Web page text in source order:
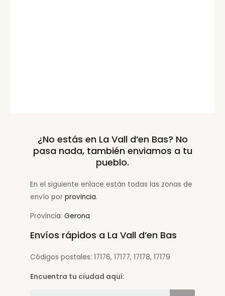
¿No estás en La Vall d’en Bas? No
pasa nada, también enviamos a tu
pueblo.
En el siguiente enlace están todas las zonas de
envío por provincia.
Provincia: Gerona
Envíos rápidos a La Vall d’en Bas
Códigos postales: 17176, 17177, 17178, 17179
Encuentra tu ciudad aquí: